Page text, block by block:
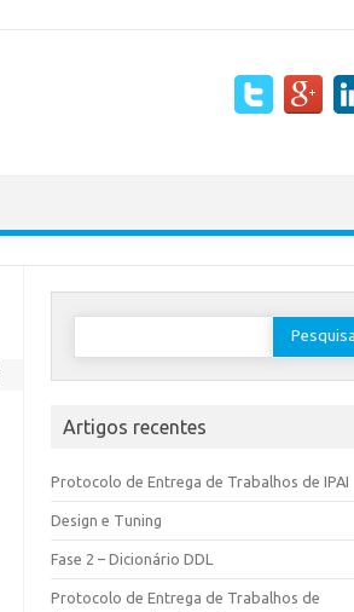
Artigos recentes
Protocolo de Entrega de Trabalhos de IPAI
Design e Tuning
Fase 2 – Dicionário DDL
Protocolo de Entrega de Trabalhos de